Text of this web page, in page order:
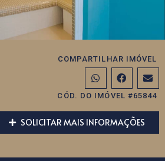
COMPARTILHAR IMÓVEL
CÓD. DO IMÓVEL #65844
SOLICITAR MAIS INFORMAÇÕES